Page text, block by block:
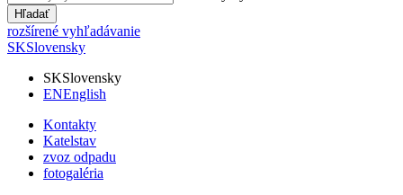
Hľadať
rozšírené vyhľadávanie
SKSlovensky
SKSlovensky
ENEnglish
Kontakty
Katelstav
zvoz odpadu
fotogaléria